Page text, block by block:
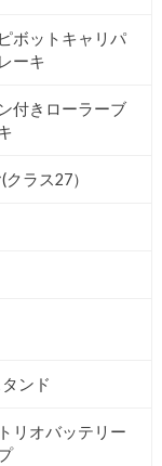
ボットキャリパ
ーキ
付きローラーブ
ラス27）
ンド
リオバッテリー